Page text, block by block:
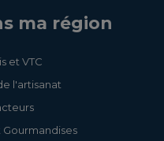
ma région
et VTC
l'artisanat
Gourmandises